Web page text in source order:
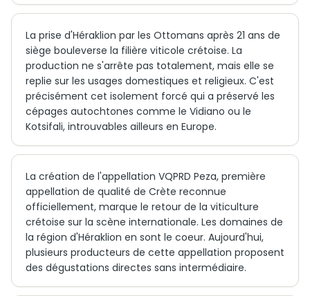
La prise d'Héraklion par les Ottomans après 21 ans de
siège bouleverse la filière viticole crétoise. La
production ne s'arrête pas totalement, mais elle se
replie sur les usages domestiques et religieux. C'est
précisément cet isolement forcé qui a préservé les
cépages autochtones comme le Vidiano ou le
Kotsifali, introuvables ailleurs en Europe.
La création de l'appellation VQPRD Peza, première
appellation de qualité de Crète reconnue
officiellement, marque le retour de la viticulture
crétoise sur la scène internationale. Les domaines de
la région d'Héraklion en sont le coeur. Aujourd'hui,
plusieurs producteurs de cette appellation proposent
des dégustations directes sans intermédiaire.